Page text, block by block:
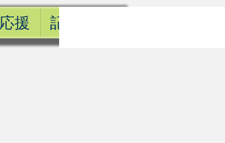
応援 記事一覧